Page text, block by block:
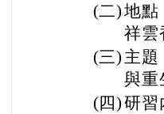
(二)地點
祥雲
(三) 主題
與重
(四)研習